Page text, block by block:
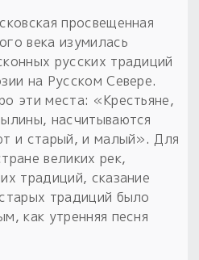
просвещенная
века изумилась
русских традиций
на Русском Севере.
эти места: «Крестьяне,
насчитываются
и старый, и малый». Для
великих рек,
традиций, сказание
традиций было
как утренняя песня